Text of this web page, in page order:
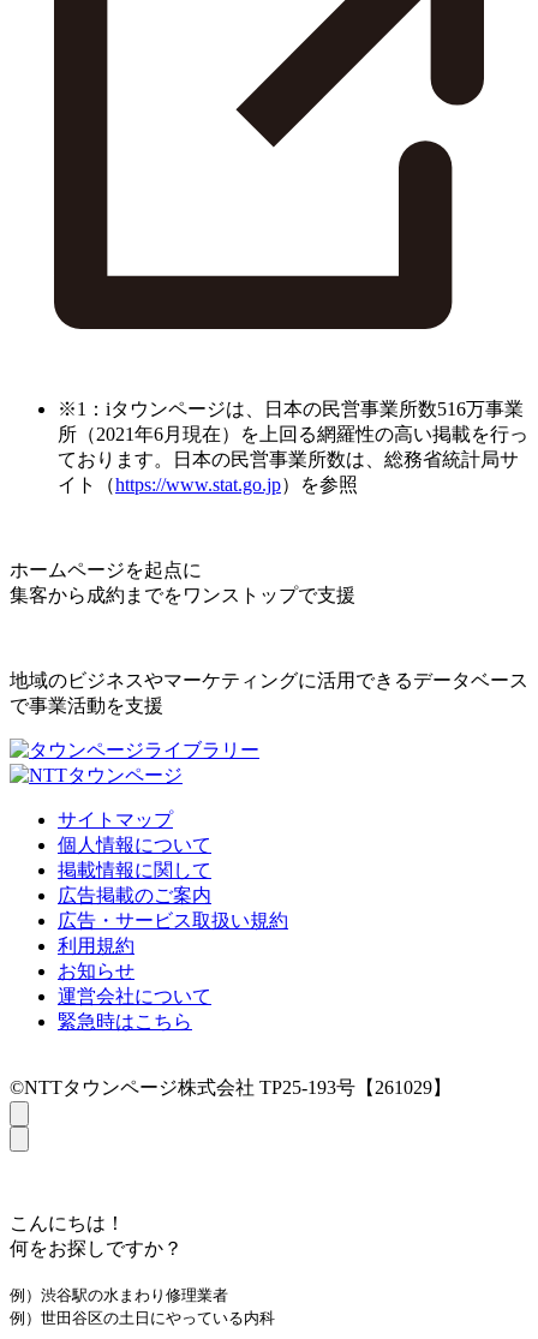
※1：iタウンページは、日本の民営事業所数516万事業
所（2021年6月現在）を上回る網羅性の高い掲載を行っ
ております。日本の民営事業所数は、総務省統計局サ
イト（https://www.stat.go.jp）を参照
ホームページを起点に
集客から成約までをワンストップで支援
地域のビジネスやマーケティングに活用できるデータベース
で事業活動を支援
サイトマップ
個人情報について
掲載情報に関して
広告掲載のご案内
広告・サービス取扱い規約
利用規約
お知らせ
運営会社について
緊急時はこちら
©NTTタウンページ株式会社 TP25-193号【261029】
こんにちは！
何をお探しですか？
例）渋谷駅の水まわり修理業者
例）世田谷区の土日にやっている内科